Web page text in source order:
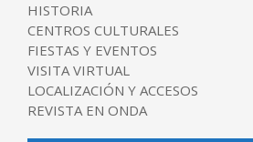
HISTORIA
CENTROS CULTURALES
FIESTAS Y EVENTOS
VISITA VIRTUAL
LOCALIZACIÓN Y ACCESOS
REVISTA EN ONDA